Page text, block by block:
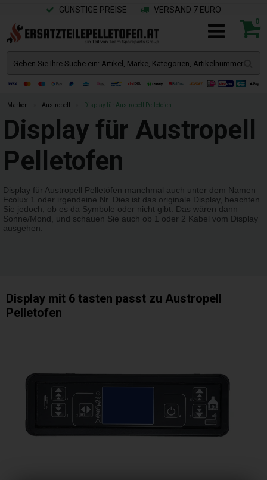
GÜNSTIGE PREISE VERSAND 7 EURO
0
Marken Austropell Display für Austropell Pelletofen
Display für Austropell
Pelletofen
Display für Austropell Pelletöfen manchmal auch unter dem Namen
Ecolux 1 oder irgendeine Nr. Dies ist das originale Display, beachten
Sie jedoch, ob es da Symbole oder nicht gibt. Das wären dann
Sonne/Mond, und schauen Sie auch ob 1 oder 2 Kabel vom Display
ausgehen.
Display mit 6 tasten passt zu Austropell
Pelletofen